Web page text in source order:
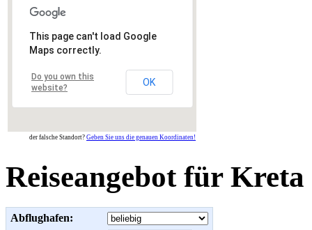
This page can't load Google
Maps correctly.
Do you own this
website?
OK
der falsche Standort? Geben Sie uns die genauen Koordinaten!
Reiseangebot für Kreta
Abflughafen: